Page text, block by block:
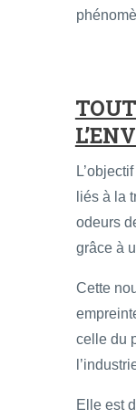
liés à la
odeurs
grâce à
Cette
celle du
Elle est